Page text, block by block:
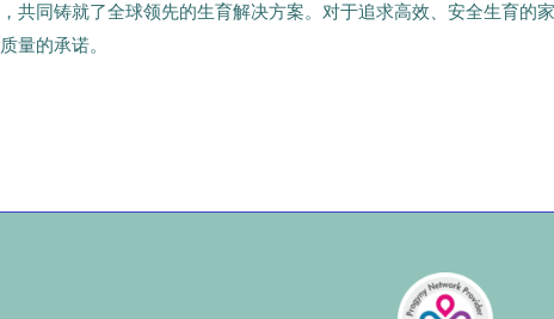
共同铸就了全球领先的生育解决方案。对于追求高效、安全生育的
量的承诺。